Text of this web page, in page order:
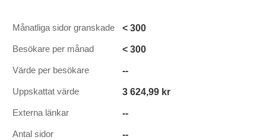
Månatliga sidor granskade < 300
Besökare per månad < 300
Värde per besökare --
Uppskattat värde 3 624,99 kr
Externa länkar --
Antal sidor --